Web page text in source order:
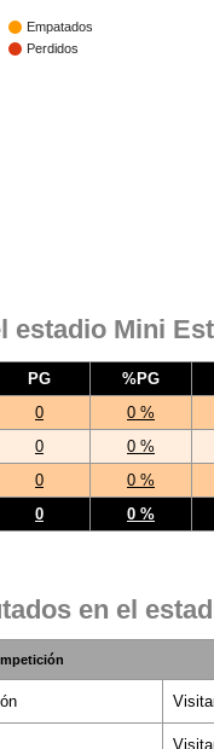
Empatados
Perdidos
estadio Mini
PG %PG
0 0 %
0 0 %
0 0 %
0 0 %
en el